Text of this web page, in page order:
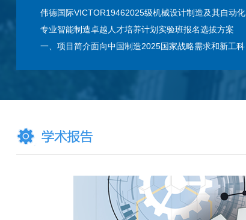
伟德国际VICTOR19462025级机械设计制造及其自动化
专业智能制造卓越人才培养计划实验班报名选拔方案
一、项目简介面向中国制造2025国家战略需求和新工科